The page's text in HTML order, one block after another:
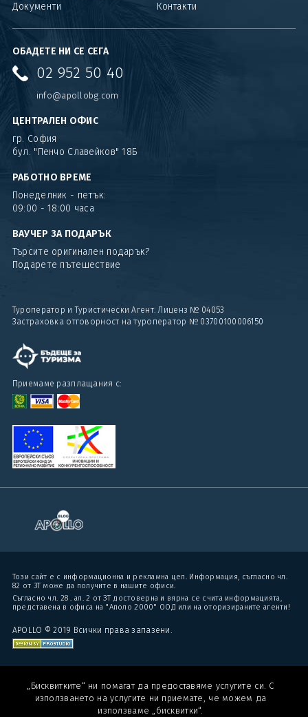
Документи
Контакти
ОБАДЕТЕ НИ СЕ СЕГА
02 952 50 40
info@apollobg.com
ЦЕНТРАЛЕН ОФИС
гр. София
бул. "Пенчо Славейков" 18Б
РАБОТНО ВРЕМЕ
Понеделник - петък:
09:00 - 18:00 часа
ВАУЧЕР ЗА ПОДАРЪК
Търсите оригинален подарък?
Подарете пътешествие
Туроператор и Туристически Агент: Лиценз № 04053
Застраховка отговорност на туроператор № 03700100006150
Приемаме разплащания с:
Този сайт е с информационна и рекламна цел. Информация, съгласно чл.
82 от ЗТ може да получите в нашите офиси.
Съгласно чл. 28 . ал. 2 от ЗТ достоверна и вярна се счита информацията,
представена в офиса на "Аполо 2000" ООД или на оторизираните агенти!
APOLLO © 2019 Всички права запазени.
„Бисквитките“ ни помагат да предоставяме услугите си. С
използването на услугите ни приемате, че можем да
използваме „бисквитки“.